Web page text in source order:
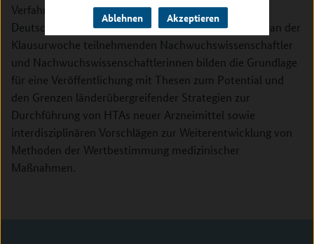
Ablehnen Akzeptieren
Verfahren zur Bewertung neuer Arzneimittel in
Deutschland und England. Die Arbeitsergebnisse der an der
Klausurwoche teilnehmenden Nachwuchswissenschaftler
und Nachwuchswissenschaftlerinnen bilden die Grundlage
für eine Veröffentlichung mit Thesen zum Potential und
den Grenzen länderübergreifender Strategien zur
Durchführung von HTAs neuer Arzneimittel sowie
interdisziplinären Vorschlägen zur Weiterentwicklung von
Methoden der Wertbestimmung medizinischer
Maßnahmen.